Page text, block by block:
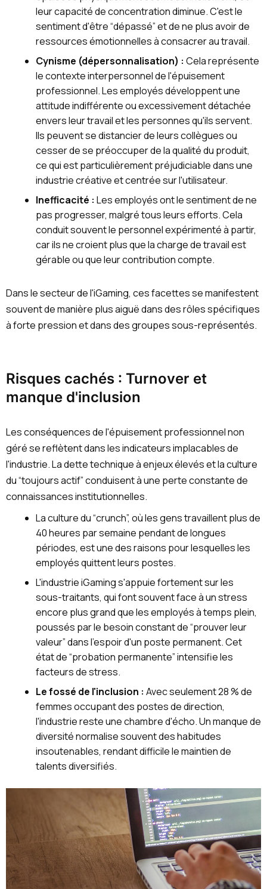
leur capacité de concentration diminue. C'est le
sentiment d'être “dépassé” et de ne plus avoir de
ressources émotionnelles à consacrer au travail.
Cynisme (dépersonnalisation) : Cela représente
le contexte interpersonnel de l'épuisement
professionnel. Les employés développent une
attitude indifférente ou excessivement détachée
envers leur travail et les personnes qu'ils servent.
Ils peuvent se distancier de leurs collègues ou
cesser de se préoccuper de la qualité du produit,
ce qui est particulièrement préjudiciable dans une
industrie créative et centrée sur l'utilisateur.
Inefficacité : Les employés ont le sentiment de ne
pas progresser, malgré tous leurs efforts. Cela
conduit souvent le personnel expérimenté à partir,
car ils ne croient plus que la charge de travail est
gérable ou que leur contribution compte.
Dans le secteur de l'iGaming, ces facettes se manifestent
souvent de manière plus aiguë dans des rôles spécifiques
à forte pression et dans des groupes sous-représentés.
Risques cachés : Turnover et
manque d'inclusion
Les conséquences de l'épuisement professionnel non
géré se reflètent dans les indicateurs implacables de
l'industrie. La dette technique à enjeux élevés et la culture
du “toujours actif” conduisent à une perte constante de
connaissances institutionnelles.
La culture du “crunch”, où les gens travaillent plus de
40 heures par semaine pendant de longues
périodes, est une des raisons pour lesquelles les
employés quittent leurs postes.
L'industrie iGaming s'appuie fortement sur les
sous-traitants, qui font souvent face à un stress
encore plus grand que les employés à temps plein,
poussés par le besoin constant de “prouver leur
valeur” dans l'espoir d'un poste permanent. Cet
état de “probation permanente” intensifie les
facteurs de stress.
Le fossé de l'inclusion : Avec seulement 28 % de
femmes occupant des postes de direction,
l'industrie reste une chambre d'écho. Un manque de
diversité normalise souvent des habitudes
insoutenables, rendant difficile le maintien de
talents diversifiés.